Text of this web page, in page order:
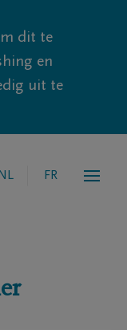
dit te
en
uit te
NL FR